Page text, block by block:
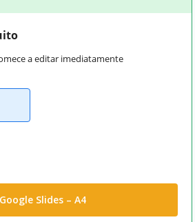
a editar imediatamente
Slides – A4